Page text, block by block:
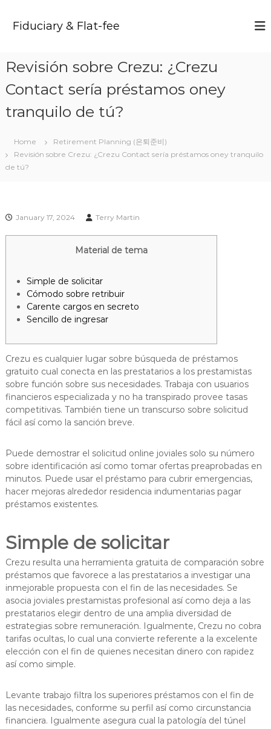
Fiduciary & Flat-fee
Revisión sobre Crezu: ¿Crezu
Contact serí­a préstamos oney
tranquilo de tú?
Home
Retirement Planning (은퇴준비)
Revisión sobre Crezu: ¿Crezu Contact serí­a préstamos oney tranquilo
de tú?
January 17, 2024 Terry Martin
Material de tema
Simple de solicitar
Cómodo sobre retribuir
Carente cargos en secreto
Sencillo de ingresar
Crezu es cualquier lugar sobre búsqueda de préstamos
gratuito cual conecta en las prestatarios a los prestamistas
sobre función sobre sus necesidades. Trabaja con usuarios
financieros especializada y no ha transpirado provee tasas
competitivas. También tiene un transcurso sobre solicitud
fácil así­ como la sanción breve.
Puede demostrar el solicitud online joviales solo su número
sobre identificación así­ como tomar ofertas preaprobadas en
minutos. Puede usar el préstamo para cubrir emergencias,
hacer mejoras alrededor residencia indumentarias pagar
préstamos existentes.
Simple de solicitar
Crezu resulta una herramienta gratuita de comparación sobre
préstamos que favorece a las prestatarios a investigar una
inmejorable propuesta con el fin de las necesidades. Se
asocia joviales prestamistas profesional así­ como deja a las
prestatarios elegir dentro de una amplia diversidad de
estrategias sobre remuneración. Igualmente, Crezu no cobra
tarifas ocultas, lo cual una convierte referente a la excelente
elección con el fin de quienes necesitan dinero con rapidez
así­ como simple.
Levante trabajo filtra los superiores préstamos con el fin de
las necesidades, conforme su perfil así­ como circunstancia
financiera. Igualmente asegura cual la patologí­a del túnel